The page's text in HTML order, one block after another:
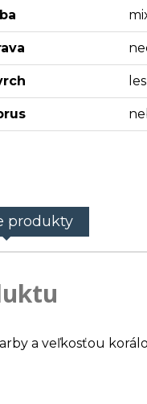
produkty
a veľkosťou